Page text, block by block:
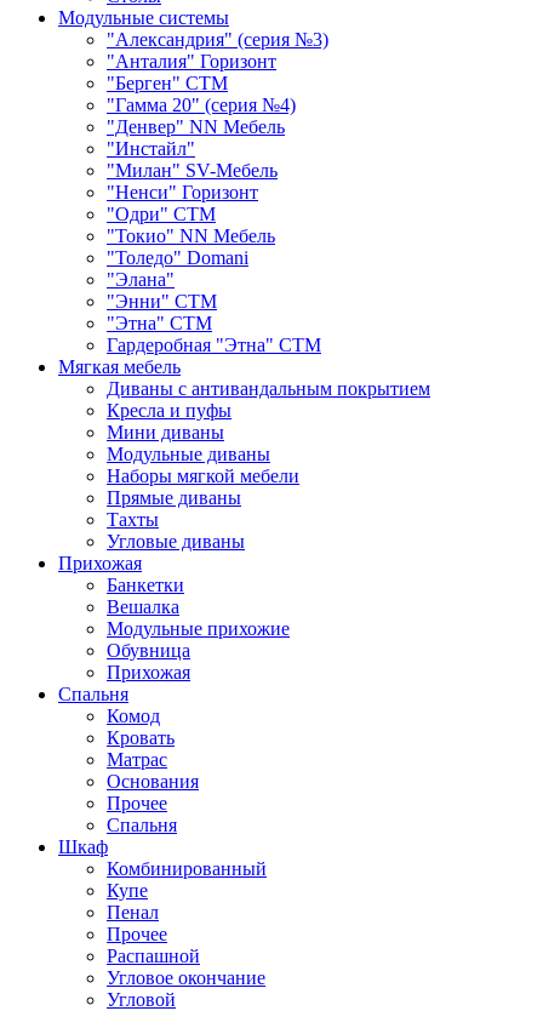
Модульные системы
"Александрия" (серия №3)
"Анталия" Горизонт
"Берген" СТМ
"Гамма 20" (серия №4)
"Денвер" NN Мебель
"Инстайл"
"Милан" SV-Мебель
"Ненси" Горизонт
"Одри" СТМ
"Токио" NN Мебель
"Толедо" Domani
"Элана"
"Энни" СТМ
"Этна" СТМ
Гардеробная "Этна" СТМ
Мягкая мебель
Диваны с антивандальным покрытием
Кресла и пуфы
Мини диваны
Модульные диваны
Наборы мягкой мебели
Прямые диваны
Тахты
Угловые диваны
Прихожая
Банкетки
Вешалка
Модульные прихожие
Обувница
Прихожая
Спальня
Комод
Кровать
Матраc
Основания
Прочее
Спальня
Шкаф
Комбинированный
Купе
Пенал
Прочее
Распашной
Угловое окончание
Угловой